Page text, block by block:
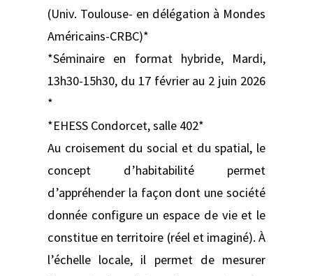
(Univ. Toulouse- en délégation à Mondes
Américains-CRBC)*
*Séminaire en format hybride, Mardi,
13h30-15h30, du 17 février au 2 juin 2026
*
*EHESS Condorcet, salle 402*
Au croisement du social et du spatial, le
concept d’habitabilité permet
d’appréhender la façon dont une société
donnée configure un espace de vie et le
constitue en territoire (réel et imaginé). À
l’échelle locale, il permet de mesurer